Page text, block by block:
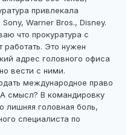
привлекала
Warner Bros., Disney.
что прокуратура с
Это нужен
адрес головного офиса
вести с ними.
международное право
смысл? В командировку
лишняя головная боль,
специалиста по